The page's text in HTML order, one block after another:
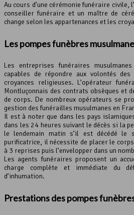
Au cours d’une cérémonie funéraire civile,
conseiller funéraire et un maître de
change selon les appartenances et les
Lespompes funèbres
Les entreprises funéraires
capables de répondre aux volontés
croyances religieuses. L’opérateur
Montluçonnais des contrats obsèques et
de corps. De nombreux opérateurs se
gestion des funérailles musulmanes en
Il est à noter que dans les pays
dans les 24 heures suivant le décès si la
le lendemain matin s’il est décédé le
purificatrice, il nécessite de placer le
à 3 reprises puis l’envelopper dans un
Les agents funéraires proposent un
charge complète et immédiate du
d’inhumation.
Prestations des pompes